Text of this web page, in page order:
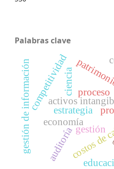
Palabras clave
economía
auditoría
activos
competitividad
costos
ciencia
estrategia
gestión
gestión de información proceso